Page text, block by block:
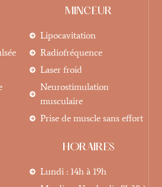
MINCEUR
Lipocavitation
Radiofréquence
Laser froid
Neurostimulation
musculaire
Prise de muscle sans effort
HORAIRES
Lundi : 14h à 19h